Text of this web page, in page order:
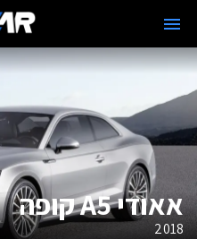
אאודי A5 קופה
2018